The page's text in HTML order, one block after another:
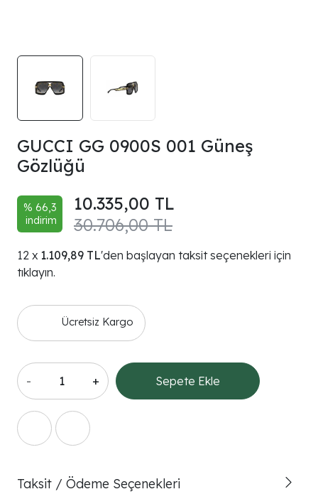
GUCCI GG 0900S 001 Güneş
Gözlüğü
% 66,3
indirim
30.706,00 TL
10.335,00 TL
1.109,89 TL'den başlayan taksit seçenekleri için
tıklayın.
Ücretsiz Kargo
- + Sepete Ekle
Taksit / Ödeme Seçenekleri